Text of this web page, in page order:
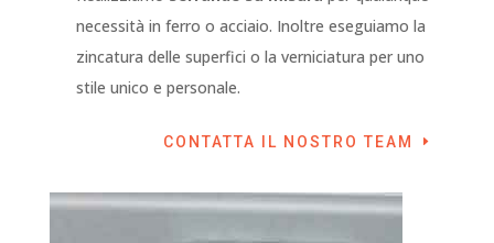
necessità in ferro o acciaio. Inoltre eseguiamo la
zincatura delle superfici o la verniciatura per uno
stile unico e personale.
CONTATTA IL NOSTRO TEAM